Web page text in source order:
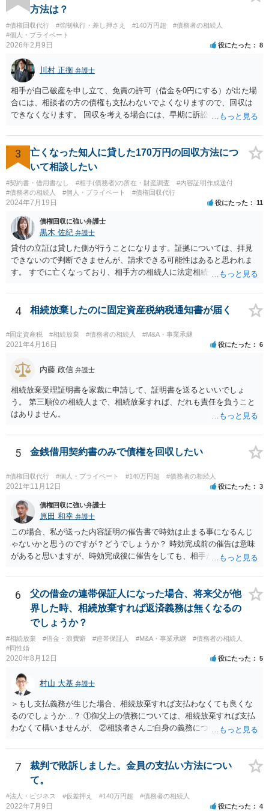
通りです。 民法上の扶養義務はご相談者さまがお考えのほど強いもの
ではありません。 あくまでも、余力の範囲で認められるものです。 親
の介護は子供がみるという民法の条文はありません。 また、親に対す
る扶養義務は配偶者や子に対する扶養義務に比べて弱いものです。 生
養義務の順位を下げる一つの理由になります。
方法は？
#債権回収代行 #強制執行・差し押さえ #140万円超
#債務者の相続人
#個人・プライベート
2026年2月9日 役にたった 8
川村 正衡 弁護士
相手が自己破産を申し立て、免責の許可（借金を0円にする）が出た場
合には、相談者の方の債権も支払わないでよくなりますので、回収は
できなくなります。 回収を考える場合には、早期に訴訟提起などを進
3
亡くなった知人に貸した170万円の回収方法につ
いて相談したい
#契約書・借用書なし #相手(債務者)の所在・財産調査
#内容証明作成送付
#債務者の相続人
#個人・プライベート #債権回収代行
2024年7月19日 役にたった 11
債権回収に強い弁護士
黒木 佐紀 弁護士
貸付の立証は貸した側が行うことになります。証拠については、拝見
できないので判断できませんが、請求できる可能性はあると思われま
す。 すでに亡くなっており、相手方の相続人に法定相続分に応じて請
が難しくなります。 お早めに相続人に請求していくか、それが難しい
場合は、弁護士に相談されるのがよろしいかと思います。
4 相続放棄したのに固定資産税納税通知書が届く
#固定資産税 #相続放棄 #債務者の相続人 #M&A・事業承継
2021年4月16日 役にたった 6
内藤 政信 弁護士
相続放棄受理証明書を家裁に申請して、証明書を送るといいでしょ
う。 第三順位の相続人まで、相続放棄すれば、だれも責任を負うこと
はありません。
5 金銭借用契約書のみで債権を回収したい
#債権回収代行 #個人・プライベート #140万円超 #債務者の相続人
2021年11月12日 役にたった 3
債権回収に強い弁護士
原田 和幸 弁護士
この場合、私が送った内容証明の催告書で時効は止まる事になるんじ
ゃないかと思うのですが？どうでしょうか？ 時効完成前の催告は意味
があると思いますが、時効完成後に催告をしても、相手が時効の援用
6
父の借金の連帯保証人になった場合、将来父が他
界した時、相続放棄すれば返済義務は無くなるの
でしょうか？
#相続放棄 #借金・浪費癖 #連帯保証人 #M&A・事業承継
#債務者の相続人
#同性婚
2020年8月12日 役にたった 5
村山 大基 弁護士
＞もし支払義務が生じた場合、相続放棄すれば支払わなくても良くな
るのでしょうか…？ ①御父上の債務については、相続放棄すれば支払
わなくて構いませんが、 ②相談者さんご自身の義務については、契約
いないので何とも言えません。 そもそも、何の義務も負わないなら、
印鑑証明まで用意して推定相続人にサインさせる意味もないような気
がします。 もし何らかの義務を相続放棄しても負う内容だと困ります
ので、契約書の文面を持って、弁護士に相談に行かれることをお勧め
します。
7
裁判で敗訴しました。金員の支払い方法につい
て。
#法人・ビジネス #仮差押え #140万円超 #債務者の相続人
2022年7月9日 役にたった 4